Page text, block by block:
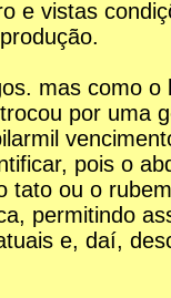
e vistas
mas como o
por uma
pois o
tato ou o
permitindo
e, daí,